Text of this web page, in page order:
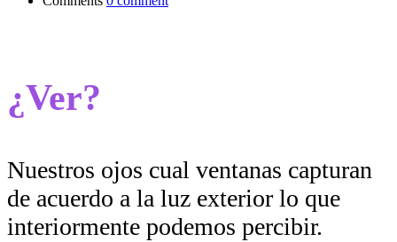
¿Ver?
Nuestros ojos cual ventanas capturan
de acuerdo a la luz exterior lo que
interiormente podemos percibir.